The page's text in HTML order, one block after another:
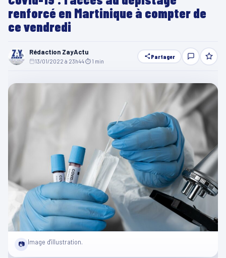
renforcé en Martinique à compter de
ce vendredi
Rédaction ZayActu
13/01/2022 à 23h44⏱ 1 min
Partager
📷 Image d'illustration.